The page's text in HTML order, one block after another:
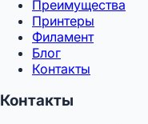
Преимущества
Принтеры
Филамент
Блог
Контакты
Контакты